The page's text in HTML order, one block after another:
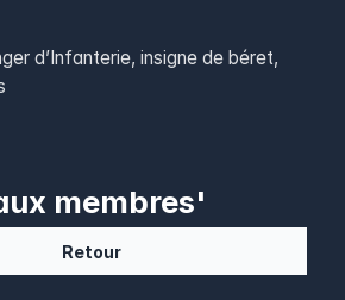
d’Infanterie, insigne de béret,
membres'
Retour